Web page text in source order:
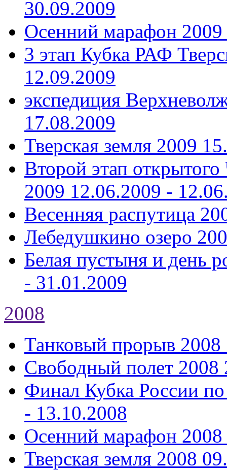
30.09.2009
Осенний марафон 2009
3 этап Кубка РАФ
12.09.2009
экспедиция
17.08.2009
Тверская земля 2009
Второй этап
2009 12.06.2009 -
Весенняя распутица
Лебедушкино озеро
Белая пустыня и день
- 31.01.2009
2008
Танковый прорыв 2008
Свободный полет 2008
Финал Кубка России
- 13.10.2008
Осенний марафон 2008
Тверская земля 2008